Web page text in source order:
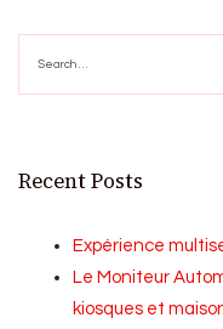
for:
Recent Posts
Expérience
Le Moniteur
kiosques et